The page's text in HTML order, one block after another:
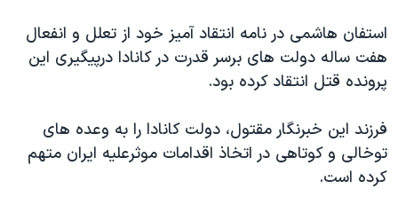
استفان هاشمی در نامه انتقاد آمیز خود از تعلل و انفعال
هفت ساله دولت های برسر قدرت در کانادا درپیگیری این
پرونده قتل انتقاد کرده بود.
فرزند این خبرنگار مقتول، دولت کانادا را به وعده های
توخالی و کوتاهی در اتخاذ اقدامات موثرعلیه ایران متهم
کرده است.